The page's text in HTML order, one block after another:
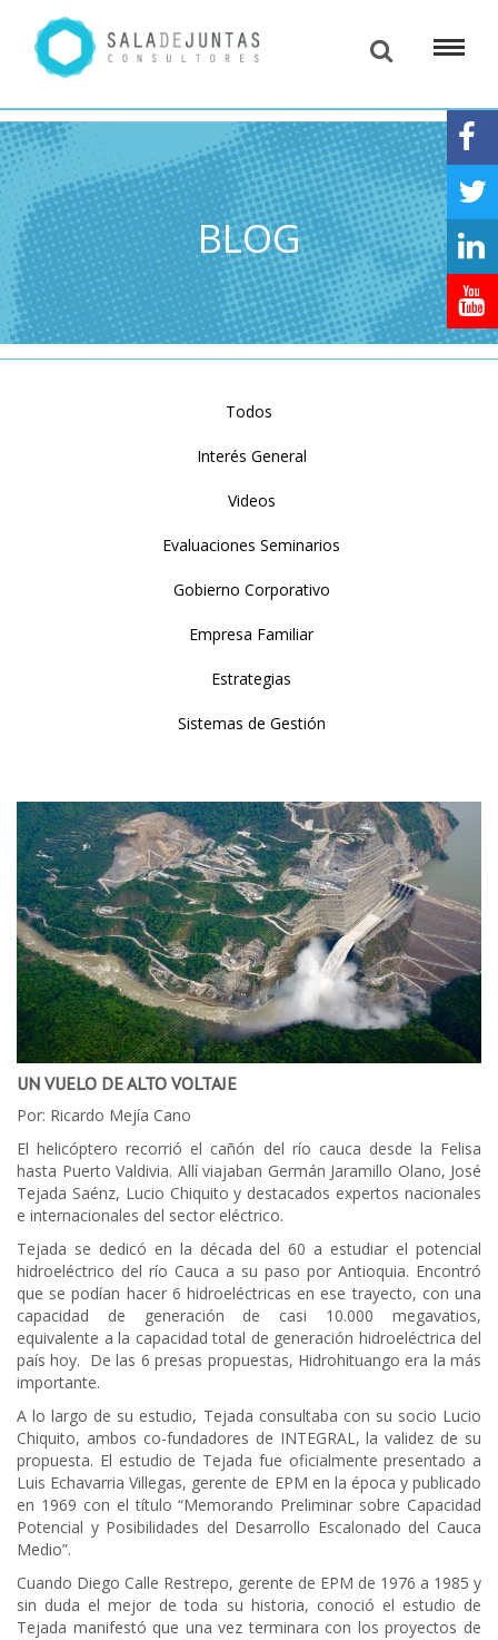
BLOG
Todos
Interés General
Videos
Evaluaciones Seminarios
Gobierno Corporativo
Empresa Familiar
Estrategias
Sistemas de Gestión
UN VUELO DE ALTO VOLTAJE
Por: Ricardo Mejía Cano
El helicóptero recorrió el cañón del río cauca desde la Felisa
hasta Puerto Valdivia. Allí viajaban Germán Jaramillo Olano, José
Tejada Saénz, Lucio Chiquito y destacados expertos nacionales
e internacionales del sector eléctrico.
Tejada se dedicó en la década del 60 a estudiar el potencial
hidroeléctrico del río Cauca a su paso por Antioquia. Encontró
que se podían hacer 6 hidroeléctricas en ese trayecto, con una
capacidad de generación de casi 10.000 megavatios,
equivalente a la capacidad total de generación hidroeléctrica del
país hoy. De las 6 presas propuestas, Hidrohituango era la más
importante.
A lo largo de su estudio, Tejada consultaba con su socio Lucio
Chiquito, ambos co-fundadores de INTEGRAL, la validez de su
propuesta. El estudio de Tejada fue oficialmente presentado a
Luis Echavarria Villegas, gerente de EPM en la época y publicado
en 1969 con el título “Memorando Preliminar sobre Capacidad
Potencial y Posibilidades del Desarrollo Escalonado del Cauca
Medio”.
Cuando Diego Calle Restrepo, gerente de EPM de 1976 a 1985 y
sin duda el mejor de toda su historia, conoció el estudio de
Tejada manifestó que una vez terminara con los proyectos de